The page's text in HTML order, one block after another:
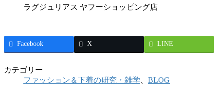
ラグジュリアス ヤフーショッピング店
Facebook X LINE
カテゴリー
ファッション＆下着の研究・雑学
BLOG